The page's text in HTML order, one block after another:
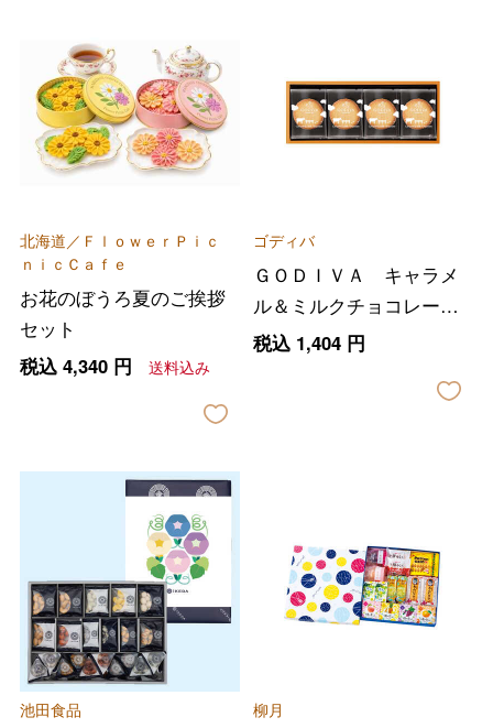
北海道／ＦｌｏｗｅｒＰｉｃ
ｎｉｃＣａｆｅ
お花のぼうろ夏のご挨拶
セット
税込 4,340円 送料込み
ゴディバ
ＧＯＤＩＶＡ キャラメ
ル＆ミルクチョコレート
クッキー ８枚入
税込 1,404円
池田食品 柳月